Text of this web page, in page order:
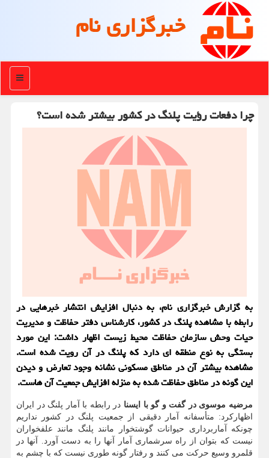
خبرگزاری نام
منو
چرا دفعات رؤیت پلنگ در کشور بیشتر شده است؟
به گزارش خبرگزاری نام، به دنبال افزایش انتشار خبرهایی در
رابطه با مشاهده پلنگ در کشور، کارشناس دفتر حفاظت و مدیریت
حیات وحش سازمان حفاظت محیط زیست اظهار داشت: این مورد
بستگی به نوع منطقه ای دارد که پلنگ در آن رویت شده است.
مشاهده بیشتر آن در مناطق مسکونی نشانه وجود تعارض و دیدن
این گونه در مناطق حفاظت شده به منزله افزایش جمعیت آن هاست.
مرضیه موسوی در گفت و گو با ایسنا در رابطه با آمار پلنگ در ایران
اظهارکرد: متأسفانه آمار دقیقی از جمعیت پلنگ در کشور نداریم
چونکه آماربرداری حیوانات گوشتخوار مانند پلنگ مانند علفخواران
نیست که بتوان از راه سرشماری آمار آنها را به دست آورد. آنها در
قلمرو وسیع حرکت می کنند و رفتار گونه طوری نیست که با چشم به